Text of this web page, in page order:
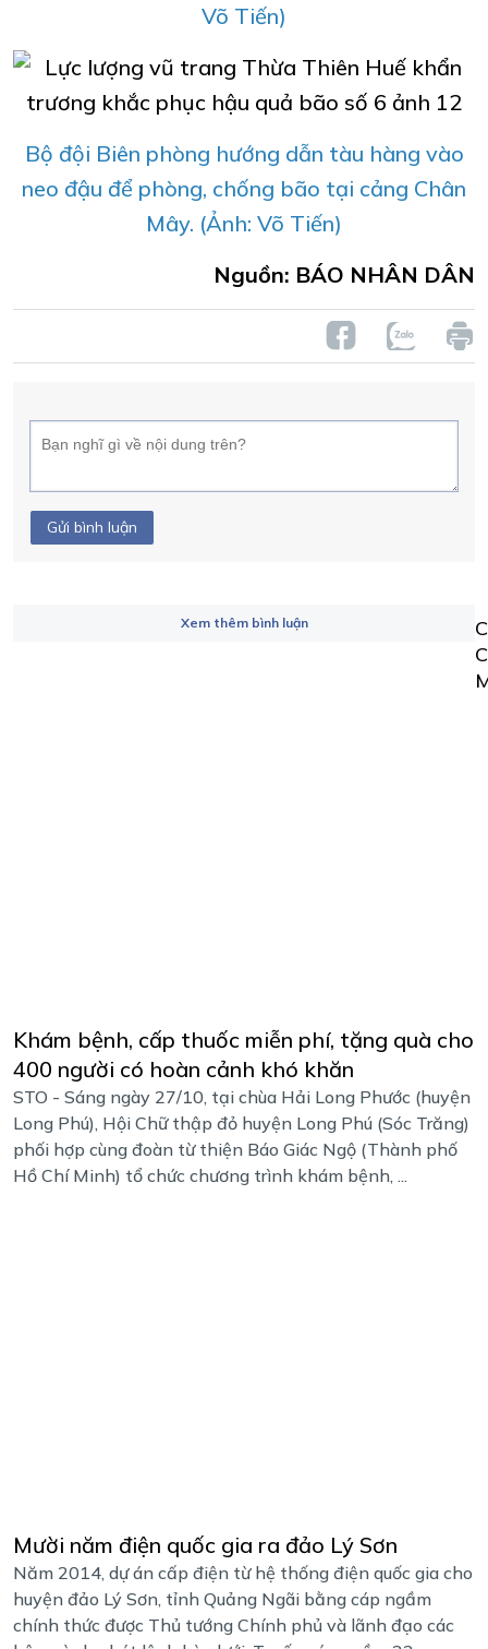
Võ Tiến)
Bộ đội Biên phòng hướng dẫn tàu hàng vào
neo đậu để phòng, chống bão tại cảng Chân
Mây. (Ảnh: Võ Tiến)
Nguồn: BÁO NHÂN DÂN
Gửi bình luận
Xem thêm bình luận
Khám bệnh, cấp thuốc miễn phí, tặng quà cho
400 người có hoàn cảnh khó khăn
STO - Sáng ngày 27/10, tại chùa Hải Long Phước (huyện
Long Phú), Hội Chữ thập đỏ huyện Long Phú (Sóc Trăng)
phối hợp cùng đoàn từ thiện Báo Giác Ngộ (Thành phố
Hồ Chí Minh) tổ chức chương trình khám bệnh, ...
Mười năm điện quốc gia ra đảo Lý Sơn
Năm 2014, dự án cấp điện từ hệ thống điện quốc gia cho
huyện đảo Lý Sơn, tỉnh Quảng Ngãi bằng cáp ngầm
chính thức được Thủ tướng Chính phủ và lãnh đạo các